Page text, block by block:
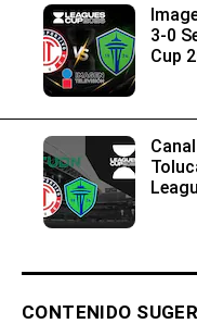
3-0
Cup
CONTENIDO